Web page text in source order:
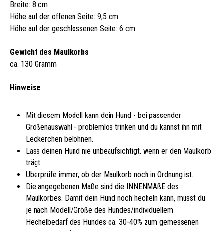
Breite: 8 cm
Höhe auf der offenen Seite: 9,5 cm
Höhe auf der geschlossenen Seite: 6 cm
Gewicht des Maulkorbs
ca. 130 Gramm
Hinweise
Mit diesem Modell kann dein Hund - bei passender
Größenauswahl - problemlos trinken und du kannst ihn mit
Leckerchen belohnen.
Lass deinen Hund nie unbeaufsichtigt, wenn er den Maulkorb
trägt.
Überprüfe immer, ob der Maulkorb noch in Ordnung ist.
Die angegebenen Maße sind die INNENMAßE des
Maulkorbes. Damit dein Hund noch hecheln kann, musst du
je nach Modell/Größe des Hundes/individuellem
Hechelbedarf des Hundes ca. 30-40% zum gemessenen